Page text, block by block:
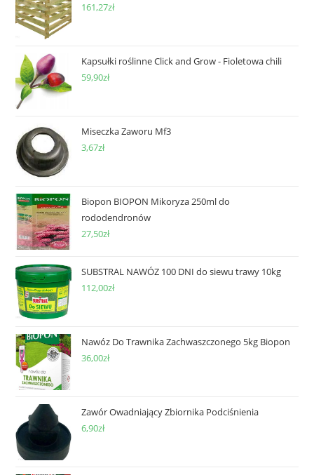
161,27zł
Kapsułki roślinne Click and Grow - Fioletowa chili
59,90zł
Miseczka Zaworu Mf3
3,67zł
Biopon BIOPON Mikoryza 250ml do
rododendronów
27,50zł
SUBSTRAL NAWÓZ 100 DNI do siewu trawy 10kg
112,00zł
Nawóz Do Trawnika Zachwaszczonego 5kg Biopon
36,00zł
Zawór Owadniający Zbiornika Podciśnienia
6,90zł